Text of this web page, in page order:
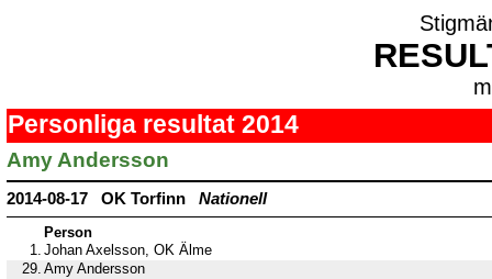
Personliga resultat 2014
Amy Andersson
2014-08-17 OK Torfinn Nationell
Person
1. Johan Axelsson, OK Älme
29. Amy Andersson